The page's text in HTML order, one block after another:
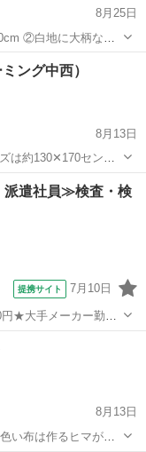
8月25日
②白地に大柄な花
） 53✕124 cm
カバー ピンク色
ング中西）
8月13日
人用テーブルに変え
カバー
遣社員≫検査・検
提携サイト 7月10日
円★大手メーカー勤
ー通勤OK＆工場敷地
8月13日
い布は作るヒマがな